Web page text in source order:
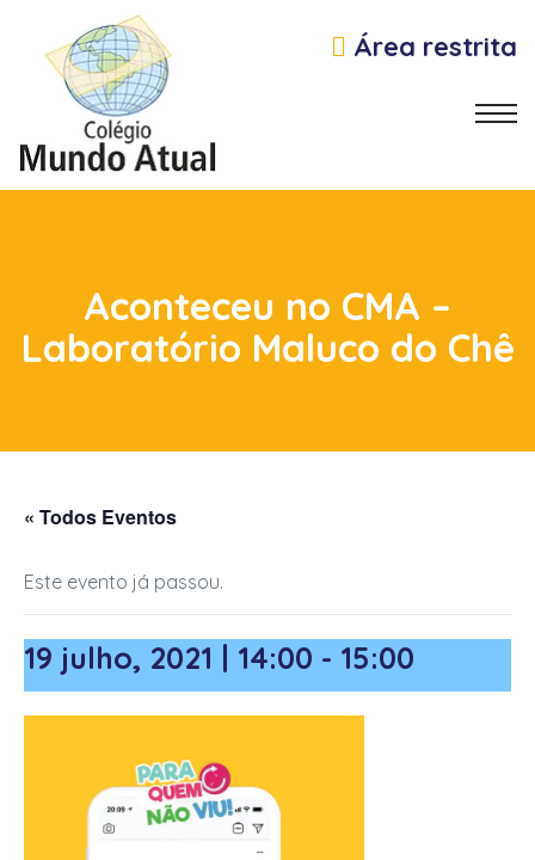
Área restrita
finais)
Aconteceu no CMA –
Laboratório Maluco do Chê
« Todos Eventos
Este evento já passou.
19 julho, 2021 | 14:00 - 15:00